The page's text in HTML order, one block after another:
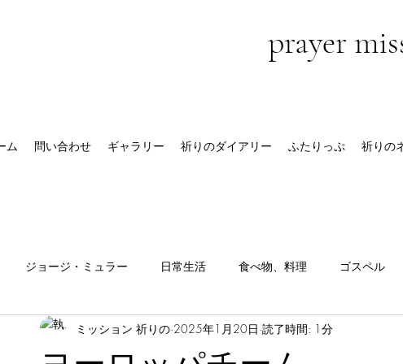
prayer
ム 問い合わせ ギャラリー 祈りのダイアリー ふたりっぷ 祈りの
ジョージ・ミュラー 日常生活 食べ物、料理 ゴスペル
りの恵みの現れミッション 祈りの 2025年1月20日 読了時間: 1分